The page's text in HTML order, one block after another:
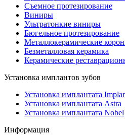
Съемное протезирование
Виниры
Ультратонкие виниры
Бюгельное протезирование
Металлокерамические
Безметалловая керамика
Керамические
Установка имплантов зубов
Установка имплантата
Установка имплантата Astra
Установка имплантата Nobel
Информация